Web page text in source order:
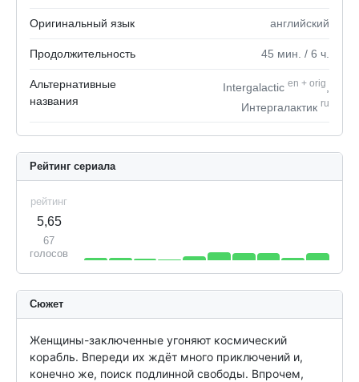
Оригинальный язык английский
Продолжительность 45 мин. / 6 ч.
Альтернативные
названия
Intergalactic en + orig
Интергалактик ru
Рейтинг сериала
рейтинг
5,65
67
голосов
Сюжет
Женщины-заключенные угоняют космический
корабль. Впереди их ждёт много приключений и,
конечно же, поиск подлинной свободы. Впрочем,